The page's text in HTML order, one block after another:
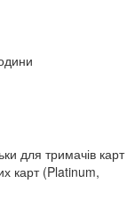
для тримачів карт
карт (Platinum,